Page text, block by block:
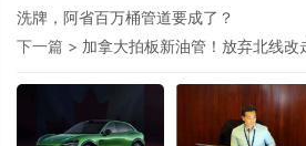
洗牌，阿省百万桶管道要成了？
下一篇 > 加拿大拍板新油管！放弃北线